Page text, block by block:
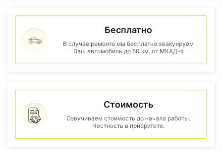
Бесплатно
В случае ремонта мы бесплатно эвакуируем
Ваш автомобиль до 50 км. от МКАД-а
Стоимость
Озвучиваем стоимость до начала работы.
Честность в приоритете.